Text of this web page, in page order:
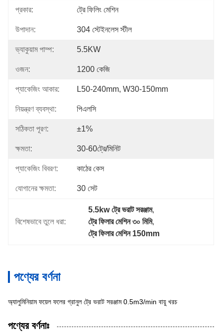
প্রকার: ট্রে ফিলিং মেশিন
উপাদান: 304 স্টেইনলেস স্টীল
ভ্যাকুয়াম পাম্প: 5.5KW
ওজন: 1200 কেজি
প্যাকেজিং আকার: L50-240mm, W30-150mm
নিয়ন্ত্রণ ব্যবস্থা: পিএলসি
সঠিকতা পূরণ: ±1%
ক্ষমতা: 30-60ট্রে/মিনিট
প্যাকেজিং বিবরণ: কাঠের কেস
যোগানের ক্ষমতা: 30 সেট
বিশেষভাবে তুলে ধরা:
5.5kw ট্রে ভরাট সরঞ্জাম,
ট্রে ফিলার মেশিন ৩০ মিমি,
ট্রে ফিলার মেশিন 150mm
পণ্যের বর্ণনা
অ্যালুমিনিয়াম ফয়েল ফলের গ্রানুল ট্রে ভরাট সরঞ্জাম 0.5m3/min বায়ু খরচ
পণ্যের বর্ণনাঃ